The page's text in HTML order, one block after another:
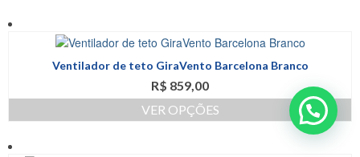
página
do
produto
tem
variantes.
As
opções
podem
Ventilador de teto GiraVento Barcelona Branco
R$ 859,00
VER OPÇÕES